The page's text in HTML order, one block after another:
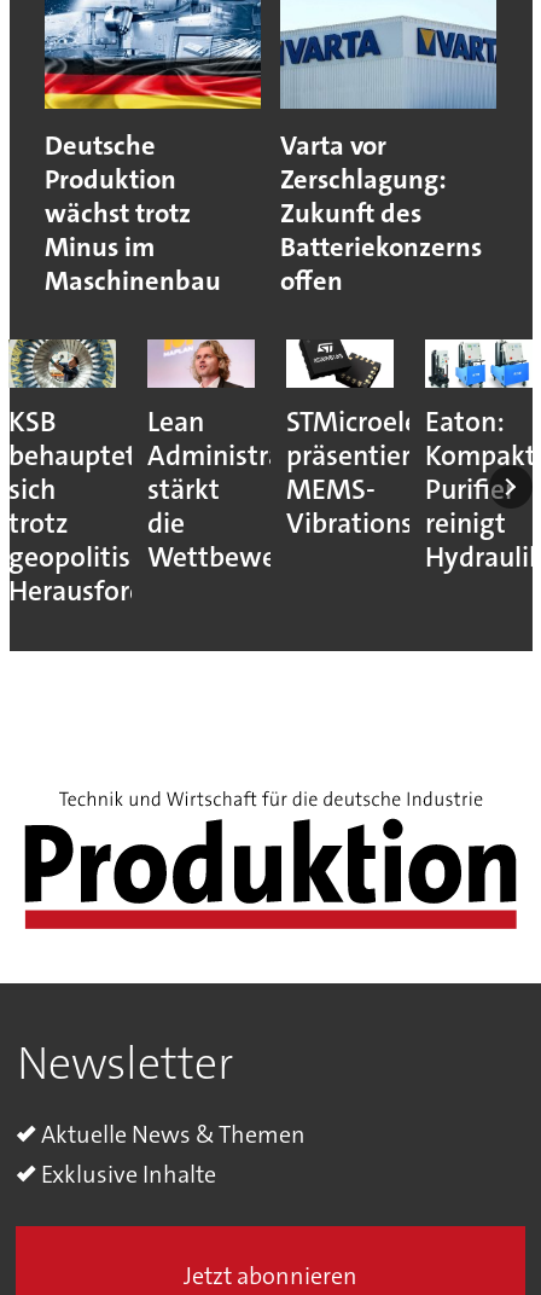
Deutsche
Produktion
wächst trotz
Minus im
Maschinenbau
Varta vor
Zerschlagung:
Zukunft des
Batteriekonzerns
offen
KSB
behauptet
sich
trotz
geopolitischer
Herausforderungen
Lean
Administration
stärkt
die
Wettbewerbsfähigkeit
STMicroelectronics
präsentiert
MEMS-
Vibrationssensor
Eaton:
Purifier
reinigt
Newsletter
Aktuelle News & Themen
Exklusive Inhalte
Jetzt abonnieren